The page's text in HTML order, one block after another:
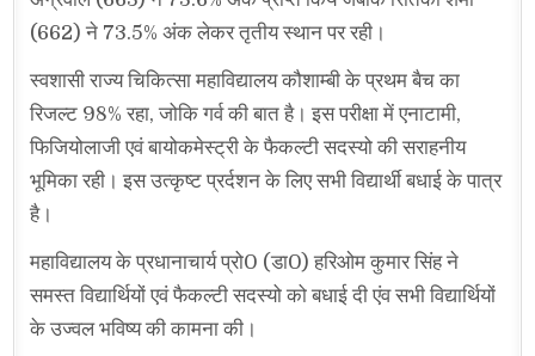
(662) ने 73.5% अंक लेकर तृतीय स्थान पर रही।
स्वशासी राज्य चिकित्सा महाविद्यालय कौशाम्बी के प्रथम बैच का
रिजल्ट 98% रहा, जोकि गर्व की बात है। इस परीक्षा में एनाटामी,
फिजियोलाजी एवं बायोकमेस्ट्री के फैकल्टी सदस्यो की सराहनीय
भूमिका रही। इस उत्कृष्ट प्रर्दशन के लिए सभी विद्यार्थी बधाई के पात्र
है।
महाविद्यालय के प्रधानाचार्य प्रो0 (डा0) हरिओम कुमार सिंह ने
समस्त विद्यार्थियों एवं फैकल्टी सदस्यो को बधाई दी एंव सभी विद्यार्थियों
के उज्वल भविष्य की कामना की।